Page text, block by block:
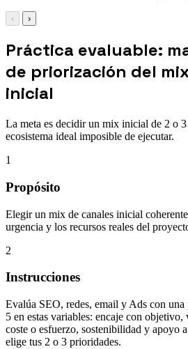
‹ ›
Práctica evaluable:
de priorización del
inicial
La meta es decidir un mix inicial de 2 o
ecosistema ideal imposible de ejecutar.
1
Propósito
Elegir un mix de canales inicial
urgencia y los recursos reales del
2
Instrucciones
Evalúa SEO, redes, email y Ads con
5 en estas variables: encaje con
coste o esfuerzo, sostenibilidad y apoyo
elige tus 2 o 3 prioridades.